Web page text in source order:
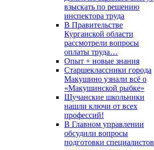
взыскать по решению
инспектора труда
В Правительстве
Курганской области
рассмотрели вопросы
оплаты труда…
Опыт + новые знания
Старшеклассники города
Макушино узнали всё о
«Макушинской рыбке»
Щучанские школьники
нашли ключи от всех
профессий!
В Главном управлении
обсудили вопросы
подготовки специалистов